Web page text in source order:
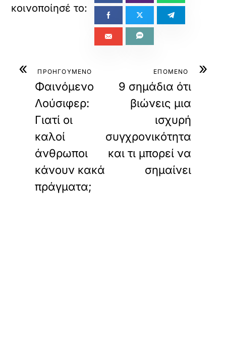
« ΠΡΟΗΓΟΥΜΕΝΟ
Φαινόμενο
Λούσιφερ:
Γιατί οι
καλοί
άνθρωποι
κάνουν κακά
πράγματα;
»
ΕΠΟΜΕΝΟ
9 σημάδια ότι
βιώνεις μια
ισχυρή
συγχρονικότητα
και τι μπορεί να
σημαίνει